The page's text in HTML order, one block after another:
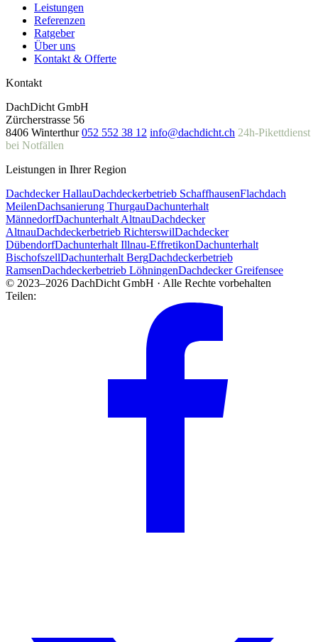
Leistungen
Referenzen
Ratgeber
Über uns
Kontakt & Offerte
Kontakt
DachDicht GmbH
Zürcherstrasse 56
8406 Winterthur 052 552 38 12 info@dachdicht.ch 24h-Pikettdienst
bei Notfällen
Leistungen in Ihrer Region
Dachdecker HallauDachdeckerbetrieb SchaffhausenFlachdach
MeilenDachsanierung ThurgauDachunterhalt
MännedorfDachunterhalt AltnauDachdecker
AltnauDachdeckerbetrieb RichterswilDachdecker
DübendorfDachunterhalt Illnau-EffretikonDachunterhalt
BischofszellDachunterhalt BergDachdeckerbetrieb
RamsenDachdeckerbetrieb LöhningenDachdecker Greifensee
© 2023–2026 DachDicht GmbH · Alle Rechte vorbehalten
Teilen: